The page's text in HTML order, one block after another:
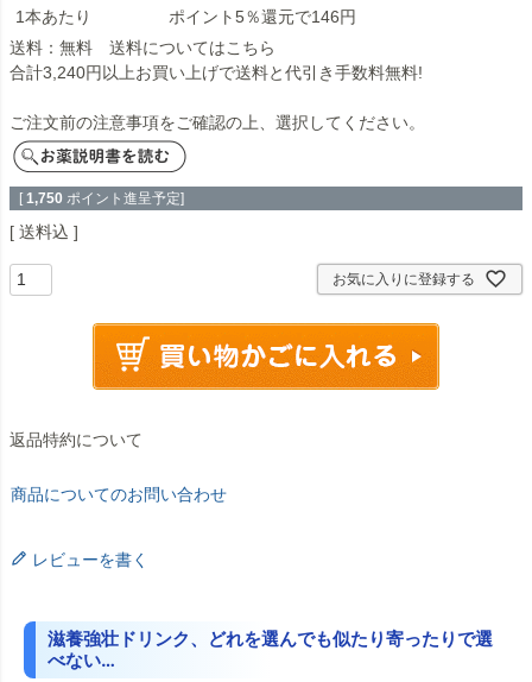
1本あたり
ポイント5％還元で146円
送料：無料 送料についてはこちら
合計3,240円以上お買い上げで送料と代引き手数料無料!
ご注文前の注意事項をご確認の上、選択してください。
[ 1,750 ポイント進呈予定]
送料込
お気に入りに登録する
返品特約について
商品についてのお問い合わせ
レビューを書く
滋養強壮ドリンク、どれを選んでも似たり寄ったりで選
べない…